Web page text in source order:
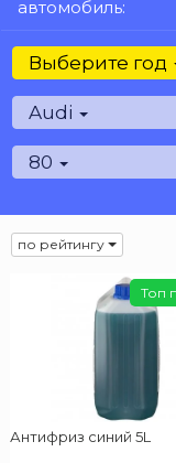
автомобиль:
Выберите год
Audi
80
по рейтингу
Антифриз синий 5L
Топ